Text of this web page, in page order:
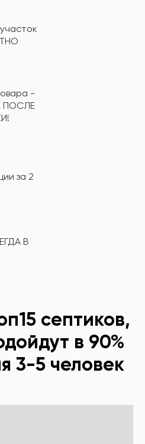
-
ПОСЛЕ
за 2
В
септиков,
в 90%
3-5 человек